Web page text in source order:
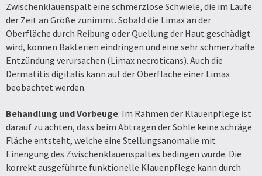
Zwischenklauenspalt eine schmerzlose Schwiele, die im Laufe
der Zeit an Größe zunimmt. Sobald die Limax an der
Oberfläche durch Reibung oder Quellung der Haut geschädigt
wird, können Bakterien eindringen und eine sehr schmerzhafte
Entzündung verursachen (Limax necroticans). Auch die
Dermatitis digitalis kann auf der Oberfläche einer Limax
beobachtet werden.
Behandlung und Vorbeuge: Im Rahmen der Klauenpflege ist
darauf zu achten, dass beim Abtragen der Sohle keine schräge
Fläche entsteht, welche eine Stellungsanomalie mit
Einengung des Zwischenklauenspaltes bedingen würde. Die
korrekt ausgeführte funktionelle Klauenpflege kann durch